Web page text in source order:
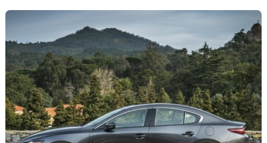
Electriques
Utilitaires
Flottes
Auto
Services